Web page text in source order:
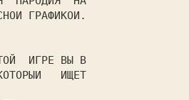
ГРАФИКОИ.
ИЩЕТ